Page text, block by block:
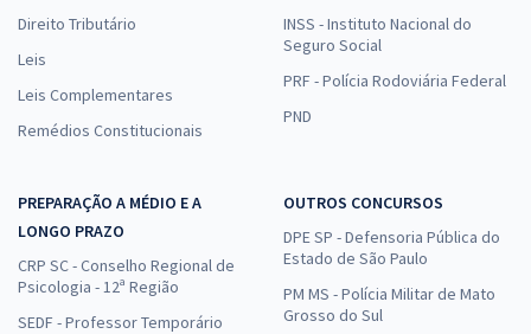
Direito Tributário
Leis
Leis Complementares
Remédios Constitucionais
INSS - Instituto Nacional do
Seguro Social
PRF - Polícia Rodoviária Federal
PND
PREPARAÇÃO A MÉDIO E A
LONGO PRAZO
CRP SC - Conselho Regional de
Psicologia - 12ª Região
SEDF - Professor Temporário
OUTROS CONCURSOS
DPE SP - Defensoria Pública do
Estado de São Paulo
PM MS - Polícia Militar de Mato
Grosso do Sul